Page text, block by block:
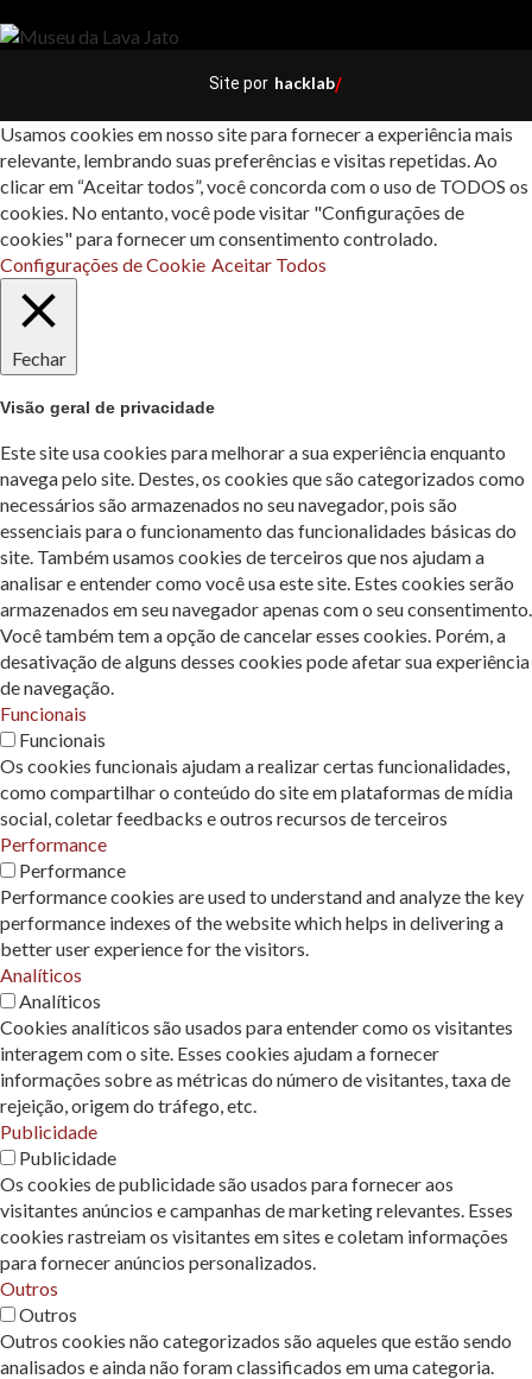
Site por hacklab/
Usamos cookies em nosso site para fornecer a experiência mais
relevante, lembrando suas preferências e visitas repetidas. Ao
clicar em “Aceitar todos”, você concorda com o uso de TODOS os
cookies. No entanto, você pode visitar "Configurações de
cookies" para fornecer um consentimento controlado.
Configurações de Cookie Aceitar Todos
Fechar
Visão geral de privacidade
Este site usa cookies para melhorar a sua experiência enquanto
navega pelo site. Destes, os cookies que são categorizados como
necessários são armazenados no seu navegador, pois são
essenciais para o funcionamento das funcionalidades básicas do
site. Também usamos cookies de terceiros que nos ajudam a
analisar e entender como você usa este site. Estes cookies serão
armazenados em seu navegador apenas com o seu consentimento.
Você também tem a opção de cancelar esses cookies. Porém, a
desativação de alguns desses cookies pode afetar sua experiência
de navegação.
Funcionais
Funcionais
Os cookies funcionais ajudam a realizar certas funcionalidades,
como compartilhar o conteúdo do site em plataformas de mídia
social, coletar feedbacks e outros recursos de terceiros
Performance
Performance
Performance cookies are used to understand and analyze the key
performance indexes of the website which helps in delivering a
better user experience for the visitors.
Analíticos
Analíticos
Cookies analíticos são usados ​​para entender como os visitantes
interagem com o site. Esses cookies ajudam a fornecer
informações sobre as métricas do número de visitantes, taxa de
rejeição, origem do tráfego, etc.
Publicidade
Publicidade
Os cookies de publicidade são usados ​​para fornecer aos
visitantes anúncios e campanhas de marketing relevantes. Esses
cookies rastreiam os visitantes em sites e coletam informações
para fornecer anúncios personalizados.
Outros
Outros
Outros cookies não categorizados são aqueles que estão sendo
analisados ​​e ainda não foram classificados em uma categoria.